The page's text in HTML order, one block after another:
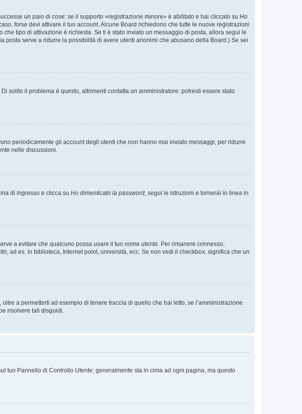
un paio di cose: se il supporto «registrazione minore» è abilitato e hai cliccato su Ho
forse devi attivare il tuo account. Alcune Board richiedono che tutte le nuove registrazioni
tipo di attivazione è richiesta. Se ti è stato inviato un messaggio di posta, allora segui le
posta serve a ridurre la possibilità di avere utenti anonimi che abusano della Board.) Se sei
solito il problema è questo, altrimenti contatta un amministratore: potresti essere stato
periodicamente gli account degli utenti che non hanno mai inviato messaggi, per ridurre
nelle discussioni.
di ingresso e clicca su Ho dimenticato la password , segui le istruzioni e tornerai in linea in
a evitare che qualcuno possa usare il tuo nome utente. Per rimanere connesso,
ad es. in biblioteca, Internet point, università, ecc. Se non vedi il checkbox, significa che un
a permetterti ad esempio di tenere traccia di quello che hai letto, se l’amministrazione
risolvere tali disguidi.
tuo Pannello di Controllo Utente; generalmente sta in cima ad ogni pagina, ma questo